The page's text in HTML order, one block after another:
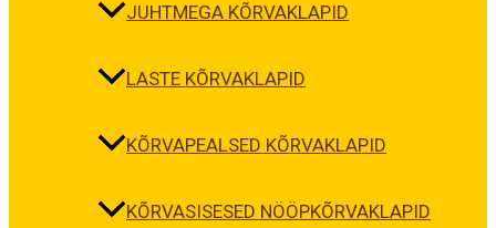
JUHTMEGA KÕRVAKLAPID
LASTE KÕRVAKLAPID
KÕRVAPEALSED KÕRVAKLAPID
KÕRVASISESED NÖÖPKÕRVAKLAPID